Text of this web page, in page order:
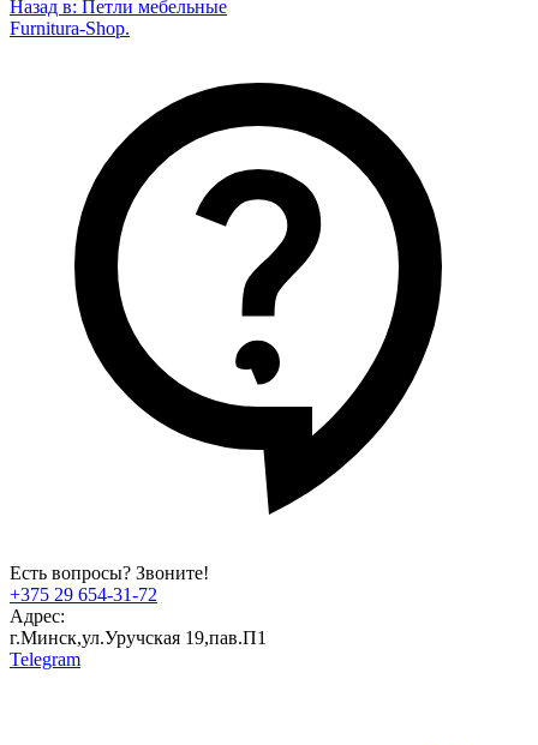
Назад в: Петли мебельные
Furnitura-Shop.
Есть вопросы? Звоните!
+375 29 654-31-72
Адрес:
г.Минск,ул.Уручская 19,пав.П1
Telegram